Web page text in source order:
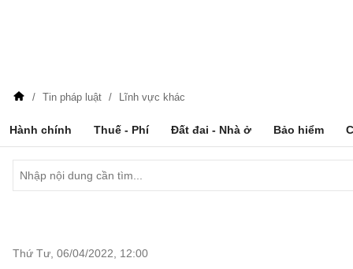
Tin pháp luật Lĩnh vực khác
Hành chính Thuế - Phí Đất đai - Nhà ở Bảo hiểm
Thứ Tư, 06/04/2022 12:00